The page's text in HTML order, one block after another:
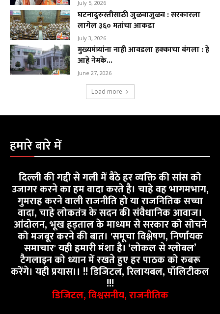
July 5, 2026
घटनादुरुस्तीसाठी जुळवाजुळव : सरकारला
लागेल ३६० मतांचा आकडा
July 3, 2026
मुख्यमंत्र्यांना नाही आवडला हक्काचा बंगला : हे
आहे नेमके...
June 27, 2026
Load more
हमारे बारे में
दिल्ली की गद्दी से गली में बैठे हर व्यक्ति की सांस को
उजागर करने का हम वादा करते है। चाहे वह भागमभाग,
गुमराह करने वाली राजनीति हो या राजनितिक सच्चा
वादा, चाहे लोकतंत्र के सदन की संवैधानिक आवाज।
आंदोलन, भूख हड़ताल के माध्यम से सरकार को सोचने
को मजबूर करने की बात। 'समूचा विश्लेषण, निर्णायक
समाचार' यही हमारी मंशा है। ‘लोकल से ग्लोबल’
टैगलाइन को ध्यान में रखते हुए हर पाठक को रुबरू
करेंगे। यही प्रयास।। !! डिजिटल, रिलायबल, पॉलिटीकल
!!!
डिजिटल, विश्वसनीय, राजनीतिक